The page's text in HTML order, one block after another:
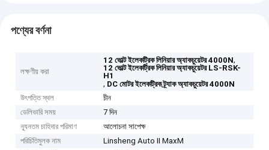
পণ্যের বর্ণনা
লক্ষণীয় করা
12 ভোল্ট ইলেকট্রিক লিনিয়ার অ্যাকচুয়েটর 4000N,
12 ভোল্ট ইলেকট্রিক লিনিয়ার অ্যাকচুয়েটর LS-RSK-
H1
, DC মোটর ইলেকট্রিক ট্র্যাক অ্যাকচুয়েটর 4000N
উৎপত্তি স্থল
চীন
ডেলিভারি সময়
7 দিন
ন্যূনতম চাহিদার পরিমাণ
আলোচনা সাপেক্ষ
পরিচিতিমুলক নাম
Linsheng Auto II MaxM